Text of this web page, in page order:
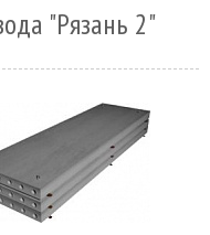
"Рязань 2"